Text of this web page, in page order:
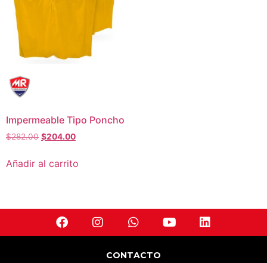
Impermeable Tipo Poncho
$282.00 $204.00
Añadir al carrito
CONTACTO